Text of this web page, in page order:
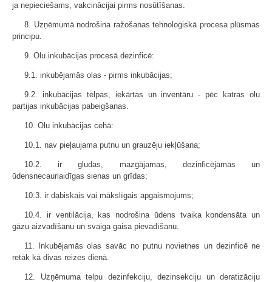
ja nepieciešams, vakcinācijai pirms nosūtīšanas.
8. Uzņēmumā nodrošina ražošanas tehnoloģiskā procesa plūsmas
principu.
9. Olu inkubācijas procesā dezinficē:
9.1. inkubējamās olas - pirms inkubācijas;
9.2. inkubācijas telpas, iekārtas un inventāru - pēc katras olu
partijas inkubācijas pabeigšanas.
10. Olu inkubācijas cehā:
10.1. nav pieļaujama putnu un grauzēju iekļūšana;
10.2. ir gludas, mazgājamas, dezinficējamas un
ūdensnecaurlaidīgas sienas un grīdas;
10.3. ir dabiskais vai mākslīgais apgaismojums;
10.4. ir ventilācija, kas nodrošina ūdens tvaika kondensāta un
gāzu aizvadīšanu un svaiga gaisa pievadīšanu.
11. Inkubējamās olas savāc no putnu novietnes un dezinficē ne
retāk kā divas reizes dienā.
12. Uzņēmuma telpu dezinfekciju, dezinsekciju un deratizāciju